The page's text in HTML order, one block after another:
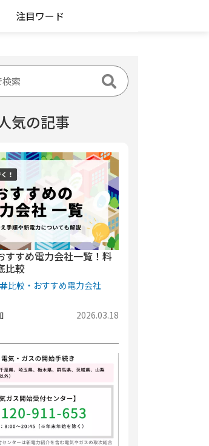
注目ワード
気の記事
すすめ電力会社一覧！料
比較
比較・おすすめ電力会社
2026.03.18